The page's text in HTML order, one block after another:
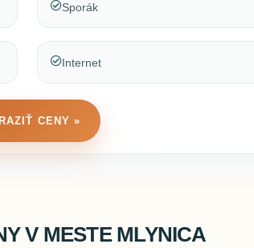
Sporák
Internet
CENY »
V MESTE MLYNICA